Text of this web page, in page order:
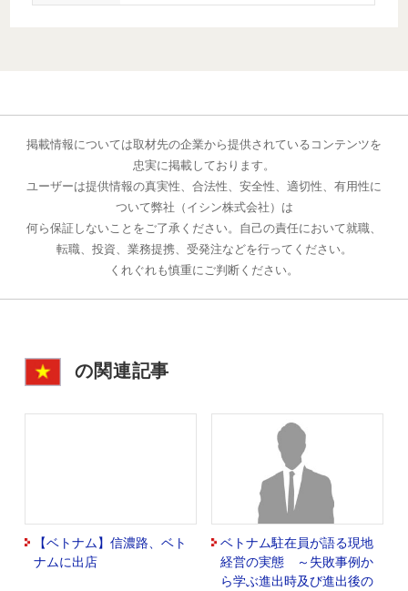
掲載情報については取材先の企業から提供されているコンテンツを
忠実に掲載しております。
ユーザーは提供情報の真実性、合法性、安全性、適切性、有用性に
ついて弊社（イシン株式会社）は
何ら保証しないことをご了承ください。自己の責任において就職、
転職、投資、業務提携、受発注などを行ってください。
くれぐれも慎重にご判断ください。
の関連記事
【ベトナム】信濃路、ベト
ナムに出店
ベトナム駐在員が語る現地
経営の実態 ～失敗事例か
ら学ぶ進出時及び進出後の